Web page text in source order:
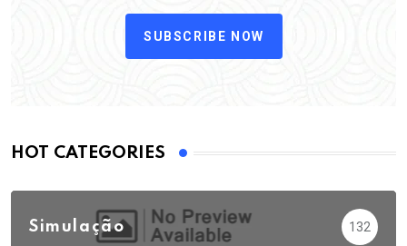
SUBSCRIBE NOW
HOT CATEGORIES
Simulação 132